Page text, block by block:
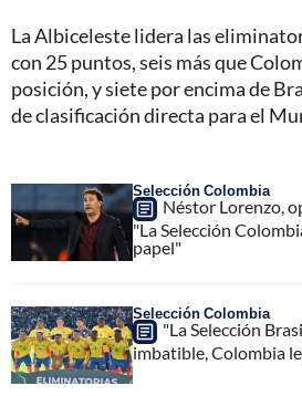
La Albiceleste lidera las
con 25 puntos, seis más que
posición, y siete por encima de
de clasificación directa para el
Selección Colombia
Néstor Lorenzo,
"La Selección
papel"
Selección Colombia
"La Selección
imbatible, Colombia